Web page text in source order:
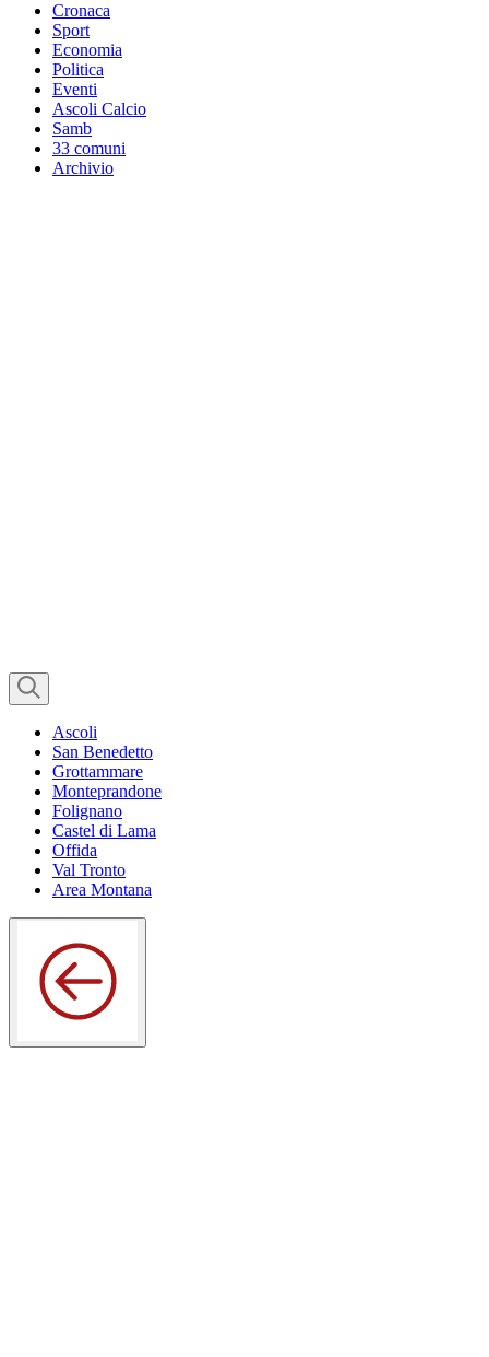
Cronaca
Sport
Economia
Politica
Eventi
Ascoli Calcio
Samb
33 comuni
Archivio
Ascoli
San Benedetto
Grottammare
Monteprandone
Folignano
Castel di Lama
Offida
Val Tronto
Area Montana